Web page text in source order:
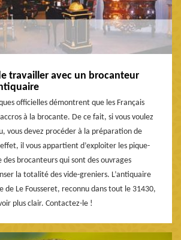
travailler avec un brocanteur
officielles démontrent que les Français
à la brocante. De ce fait, si vous voulez
vous devez procéder à la préparation de
il vous appartient d’exploiter les pique-
brocanteurs qui sont des ouvrages
la totalité des vide-greniers. L’antiquaire
de Le Fousseret, reconnu dans tout le 31430,
plus clair. Contactez-le !